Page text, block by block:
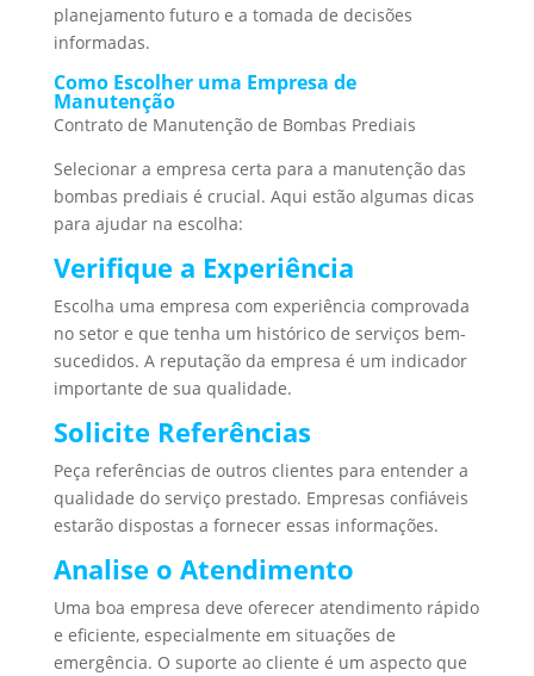
planejamento futuro e a tomada de decisões
informadas.
Como Escolher uma Empresa de
Manutenção
Contrato de Manutenção de Bombas Prediais
Selecionar a empresa certa para a manutenção das
bombas prediais é crucial. Aqui estão algumas dicas
para ajudar na escolha:
Verifique a Experiência
Escolha uma empresa com experiência comprovada
no setor e que tenha um histórico de serviços bem-
sucedidos. A reputação da empresa é um indicador
importante de sua qualidade.
Solicite Referências
Peça referências de outros clientes para entender a
qualidade do serviço prestado. Empresas confiáveis
estarão dispostas a fornecer essas informações.
Analise o Atendimento
Uma boa empresa deve oferecer atendimento rápido
e eficiente, especialmente em situações de
emergência. O suporte ao cliente é um aspecto que